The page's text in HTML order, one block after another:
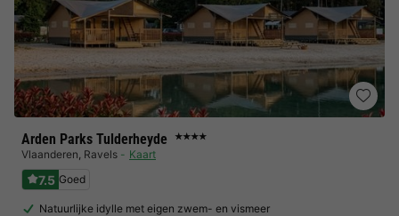
Arden Parks Tulderheyde ★★★★
Vlaanderen, Ravels Kaart
7.5 Goed
Natuurlijke idylle met eigen zwem- en vismeer